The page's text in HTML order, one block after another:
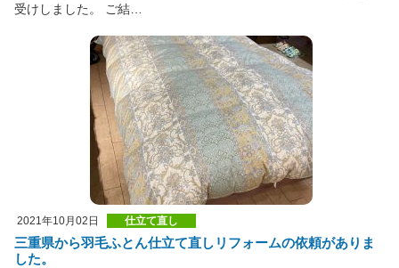
受けしました。 ご結…
2021年10月02日 仕立て直し
三重県から羽毛ふとん仕立て直しリフォームの依頼がありま
した。